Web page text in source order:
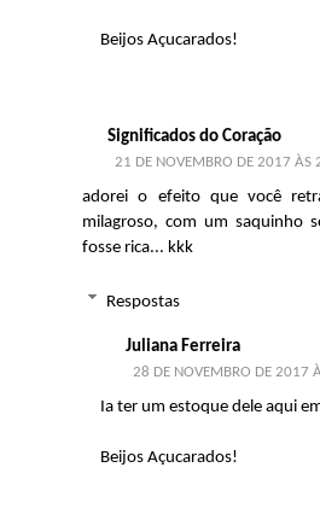
Beijos Açucarados!
Significados do Coração
21 DE NOVEMBRO DE 2017 ÀS
adorei o efeito que você
milagroso, com um saquinho
fosse rica... kkk
Respostas
Juliana Ferreira
28 DE NOVEMBRO DE 2017
Ia ter um estoque dele aqui
Beijos Açucarados!